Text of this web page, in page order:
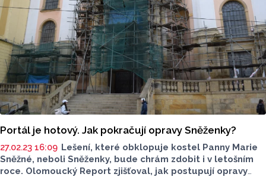
Portál je hotový. Jak pokračují opravy Sněženky?
27.02.23 16:09 Lešení, které obklopuje kostel Panny Marie
Sněžné, neboli Sněženky, bude chrám zdobit i v letošním
roce. Olomoucký Report zjišťoval, jak postupují opravy